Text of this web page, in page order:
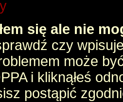
się ale nie
czy
może
i kliknąłeś
postąpić